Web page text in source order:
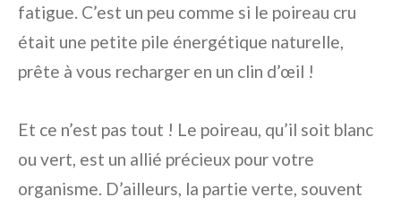
fatigue. C’est un peu comme si le poireau cru
était une petite pile énergétique naturelle,
prête à vous recharger en un clin d’œil !
Et ce n’est pas tout ! Le poireau, qu’il soit blanc
ou vert, est un allié précieux pour votre
organisme. D’ailleurs, la partie verte, souvent